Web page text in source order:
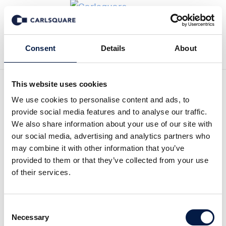
Consent Details About
This website uses cookies
We use cookies to personalise content and ads, to
provide social media features and to analyse our traffic.
We also share information about your use of our site with
our social media, advertising and analytics partners who
may combine it with other information that you’ve
provided to them or that they’ve collected from your use
of their services.
Selection
Necessary
Zurück zur Deal History
Carlsquare hat Del Decus
Enterprises beim Verkauf
an Karo Pharma beraten
an Karo Pharma, eine börsengelistete